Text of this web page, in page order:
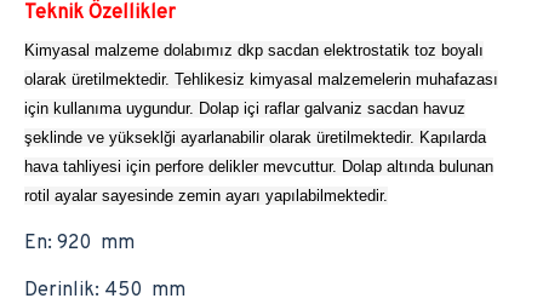
Teknik Özellikler
Kimyasal malzeme dolabımız dkp sacdan elektrostatik toz boyalı
olarak üretilmektedir. Tehlikesiz kimyasal malzemelerin muhafazası
için kullanıma uygundur. Dolap içi raflar galvaniz sacdan havuz
şeklinde ve yükseklği ayarlanabilir olarak üretilmektedir. Kapılarda
hava tahliyesi için perfore delikler mevcuttur. Dolap altında bulunan
rotil ayalar sayesinde zemin ayarı yapılabilmektedir.
En: 920 mm
Derinlik: 450 mm